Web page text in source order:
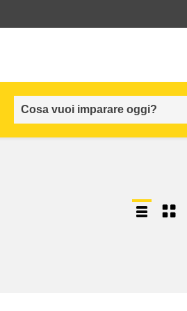
sicurezza e protezione alimentare